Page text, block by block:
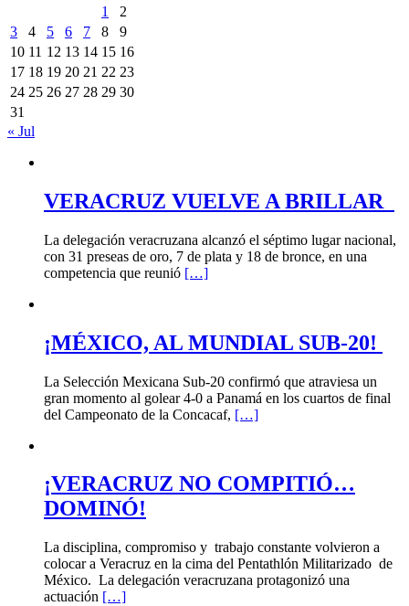
1
2
3
4 5 6 7 8
9
10 11 12 13 14 15 16
17 18 19 20 21 22 23
24 25 26 27 28 29 30
31
« Jul
VERACRUZ VUELVE A BRILLAR
La delegación veracruzana alcanzó el séptimo lugar nacional,
con 31 preseas de oro, 7 de plata y 18 de bronce, en una
competencia que reunió […]
¡MÉXICO, AL MUNDIAL SUB-20!
La Selección Mexicana Sub-20 confirmó que atraviesa un
gran momento al golear 4-0 a Panamá en los cuartos de final
del Campeonato de la Concacaf, […]
¡VERACRUZ NO COMPITIÓ…
DOMINÓ!
La disciplina, compromiso y trabajo constante volvieron a
colocar a Veracruz en la cima del Pentathlón Militarizado de
México. La delegación veracruzana protagonizó una
actuación […]